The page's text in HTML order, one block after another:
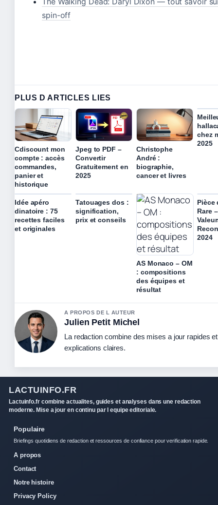
spin-off
PLUS D ARTICLES LIES
Cdiscount mon
compte : accès
commandes,
panier et
historique
Jpeg to PDF –
Convertir
Gratuitement en
2025
Christophe
André :
biographie,
cancer et livres
chez
2025
Idée apéro
dinatoire : 75
recettes faciles
et originales
Tatouages dos :
signification,
prix et conseils
AS Monaco – OM
: compositions
des équipes et
résultat
Pièce
Rare
2024
A PROPOS DE L AUTEUR
Julien Petit Michel
La redaction combine des mises a jour rapides
explications claires.
LACTUINFO.FR
Lactuinfo.fr combine actualites, guides et analyses dans une redaction
moderne. Mise a jour en continu par l equipe editoriale.
Populaire
Briefings quotidiens de redaction et ressources de confiance pour verification rapide.
A propos
Contact
Notre histoire
Privacy Policy